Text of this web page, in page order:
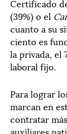
Certificado
(39%) o el
cuanto a su
ciento es
la privada, el
laboral fijo.
Para lograr
marcan en
contratar
auxiliares